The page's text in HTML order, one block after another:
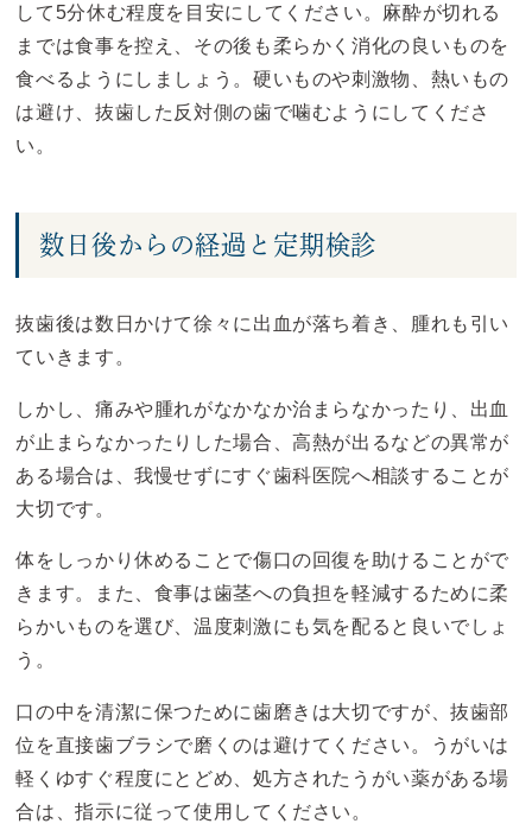
して5分休む程度を目安にしてください。麻酔が切れる
までは食事を控え、その後も柔らかく消化の良いものを
食べるようにしましょう。硬いものや刺激物、熱いもの
は避け、抜歯した反対側の歯で噛むようにしてくださ
い。
数日後からの経過と定期検診
抜歯後は数日かけて徐々に出血が落ち着き、腫れも引い
ていきます。
しかし、痛みや腫れがなかなか治まらなかったり、出血
が止まらなかったりした場合、高熱が出るなどの異常が
ある場合は、我慢せずにすぐ歯科医院へ相談することが
大切です。
体をしっかり休めることで傷口の回復を助けることがで
きます。また、食事は歯茎への負担を軽減するために柔
らかいものを選び、温度刺激にも気を配ると良いでしょ
う。
口の中を清潔に保つために歯磨きは大切ですが、抜歯部
位を直接歯ブラシで磨くのは避けてください。うがいは
軽くゆすぐ程度にとどめ、処方されたうがい薬がある場
合は、指示に従って使用してください。